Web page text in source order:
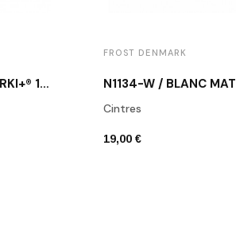
POIGNÉE DE MEUBLE ARKI+® 160 NOIR MAT
FROST DENMARK
N1134-W / BLANC MAT
Cintres
19,00 €